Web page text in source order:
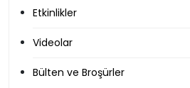
Etkinlikler
Videolar
Bülten ve Broşürler